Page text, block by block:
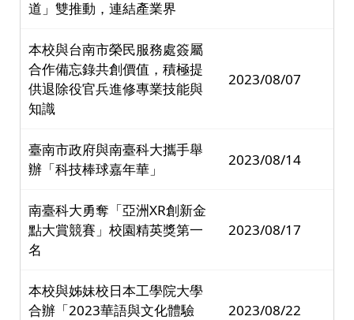
道」雙推動，連結產業界
本校與台南市榮民服務處簽屬
合作備忘錄共創價值，積極提
供退除役官兵進修專業技能與
知識
2023/08/07
臺南市政府與南臺科大攜手舉
辦「科技棒球嘉年華」
2023/08/14
南臺科大勇奪「亞洲XR創新金
點大賞競賽」校園精英獎第一
名
2023/08/17
本校與姊妹校日本工學院大學
合辦「2023華語與文化體驗
2023/08/22